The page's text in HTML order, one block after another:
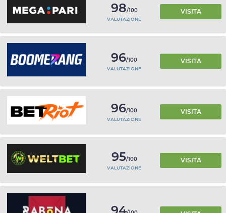
98/100
VALUTAZIONE
VISITA
96/100
VALUTAZIONE
VISITA
96/100
VALUTAZIONE
VISITA
95/100
VALUTAZIONE
VISITA